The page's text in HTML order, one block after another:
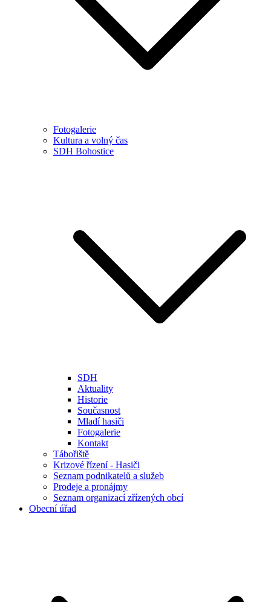
Fotogalerie
Kultura a volný čas
SDH Bohostice
SDH
Aktuality
Historie
Současnost
Mladí hasiči
Fotogalerie
Kontakt
Tábořiště
Krizové řízení - Hasiči
Seznam podnikatelů a služeb
Prodeje a pronájmy
Seznam organizací zřízených obcí
Obecní úřad